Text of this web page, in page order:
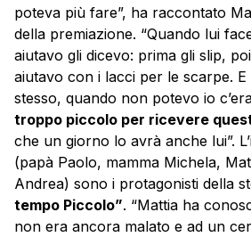
poteva più fare”, ha raccontato
della premiazione. “Quando lui
aiutavo gli dicevo: prima gli slip,
aiutavo con i lacci per le scarpe.
stesso, quando non potevo io
troppo piccolo per ricevere
che un giorno lo avrà anche lui”.
(papà Paolo, mamma Michela,
Andrea) sono i protagonisti della
tempo Piccolo”. “Mattia ha
non era ancora malato e ad un